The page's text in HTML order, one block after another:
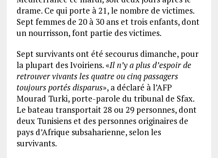
drame. Ce qui porte à 21, le nombre de victimes.
Sept femmes de 20 à 30 ans et trois enfants, dont
un nourrisson, font partie des victimes.
Sept survivants ont été secourus dimanche, pour
la plupart des Ivoiriens. «Il n’y a plus d’espoir de
retrouver vivants les quatre ou cinq passagers
toujours portés disparus», a déclaré à l’AFP
Mourad Turki, porte-parole du tribunal de Sfax.
Le bateau transportait 28 ou 29 personnes, dont
deux Tunisiens et des personnes originaires de
pays d’Afrique subsaharienne, selon les
survivants.